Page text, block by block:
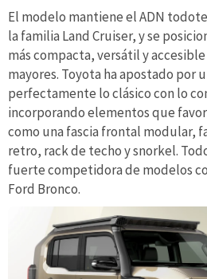
El modelo mantiene el ADN
la familia Land Cruiser, y se
más compacta, versátil y
mayores. Toyota ha apostado por
perfectamente lo clásico con lo
incorporando elementos que
como una fascia frontal modular,
retro, rack de techo y snorkel.
fuerte competidora de modelos
Ford Bronco.